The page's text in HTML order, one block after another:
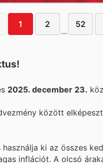
1 2
...
52
2025. december 23.
között
használja ki az összes
inflációt. A olcsó